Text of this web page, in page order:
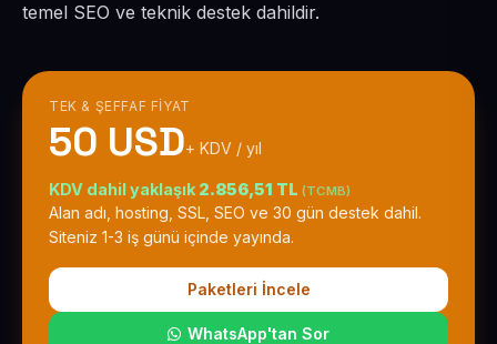
temel SEO ve teknik destek dahildir.
TEK & ŞEFFAF FIYAT
50 USD+ KDV / yıl
KDV dahil yaklaşık 2.856,51 TL (TCMB)
Alan adı, hosting, SSL, SEO ve 30 gün destek dahil.
Siteniz 1-3 iş günü içinde yayında.
Paketleri İncele
WhatsApp'tan Sor